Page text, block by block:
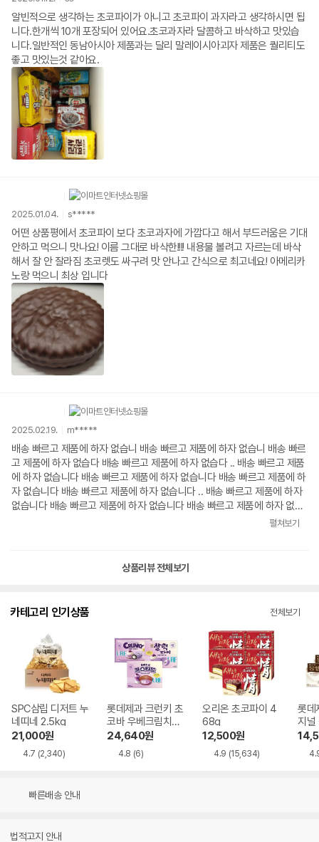
알빈적으로 생각하는 초코파이가 아니고 초코파이 과자라고 생각하시면 됩
니다.한개씩 10개 포장되어 있어요.초코과자라 달콤하고 바삭하고 맛있습
니다.일반적인 동남아시아 제품과는 달리 말레이시아괴자 제품은 퀄리티도
좋고 맛있는것 같아요.
2025.01.04. s*****
어떤 상품평에서 초코파이 보다 초코과자에 가깝다고 해서 부드러움은 기대
안하고 먹으니 맛나요! 이름 그대로 바삭한!!!! 내용물 볼려고 자르는데 바삭
해서 잘 안 잘라짐 초코렛도 싸구려 맛 안나고 간식으로 최고네요! 아메리카
노랑 먹으니 최상 입니다
2025.02.19. m*****
배송 빠르고 제품에 하자 없습니 배송 빠르고 제품에 하자 없습니 배송 빠르
고 제품에 하자 없습다 배송 빠르고 제품에 하자 없습다 .. 배송 빠르고 제품
에 하자 없습니다 배송 빠르고 제품에 하자 없습니다 배송 빠르고 제품에 하
자 없습니다 배송 빠르고 제품에 하자 없습니다 .. 배송 빠르고 제품에 하자
없습니다 배송 빠르고 제품에 하자 없습니다 배송 빠르고 제품에 하자 없습
니다 배송 빠르고 제품에 하자 없습니다 .. 배송 빠르고 제품에 하자 없습니
빠르고 제품에 하자 없습니다 배송 빠르고 제품에 하자 없습니다 배송 빠르
고 제품에 하자 없습니다 .. 배송 빠르고 제품에 하자 없습니다 배송 빠르고
에 하자 없습니다 .. 배송 빠르고 제품에 하자 없습니다 배송 빠르고 제품에
하자 없습니다 ㅎㅎㅋㅋ
펼쳐보기
상품리뷰 전체보기
카테고리 인기상품 전체보기
SPC삼립 디저트 누
네띠네 2.5kg
21,000원
4.7 (2,340)
롯데제과 크런키 초
코바 우베크림치즈
330g + 카스타드
우베라떼 414g +
찰떡파이 우베크림
24,640원
4.8 (6)
오리온 초코파이 4
68g
12,500원
4.9 (15,634)
롯데
지널
빠른배송 안내
법적고지 안내